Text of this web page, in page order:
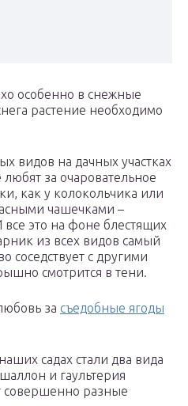
особенно в снежные
растение необходимо
видов на дачных участках
за очаровательное
как у колокольчика или
чашечками –
это на фоне блестящих
из всех видов самый
соседствует с другими
смотрится в тени.
за съедобные ягоды
садах стали два вида
и гаультерия
совершенно разные